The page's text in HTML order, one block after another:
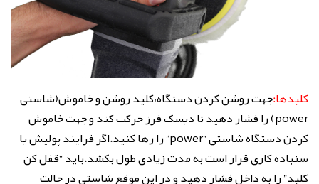
کلیدها:جهت روشن کردن دستگاه،کلید روشن و خاموش(شاستی
power) را فشار دهید تا دیسک فرز حرکت کند و جهت خاموش
کردن دستگاه شاستی “power” را رها کنید.اگر فرایند پولیش یا
سنباده کاری قرار است به مدت زیادی طول بکشد.باید “قفل کن
کلید” را به داخل فشار دهید و در این موقع شاستی در حالت